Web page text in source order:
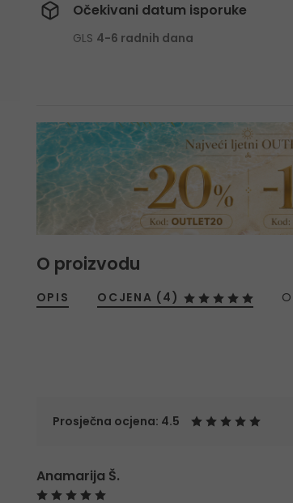
Očekivani datum isporuke
GLS 4-6 radnih dana
O proizvodu
OPIS OCJENA (4)
Prosječna ocjena: 4.5
Anamarija Š.